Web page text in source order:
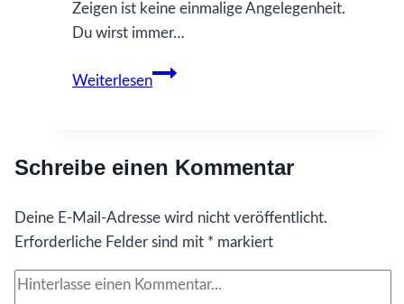
Zeigen ist keine einmalige Angelegenheit.
Du wirst immer…
Weiterlesen
64
früher
hätte…
über
Mut
Schreibe einen Kommentar
Deine E-Mail-Adresse wird nicht veröffentlicht.
Erforderliche Felder sind mit * markiert